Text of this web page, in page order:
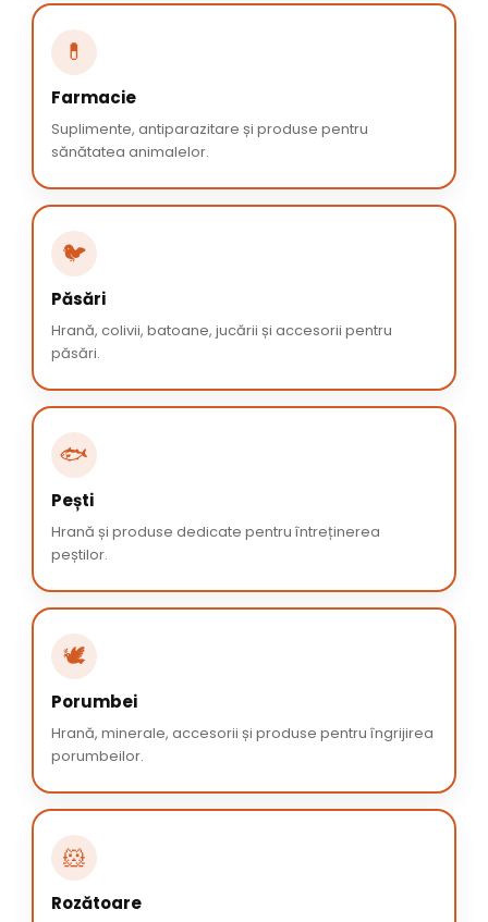
💊
Farmacie
Suplimente, antiparazitare și produse pentru
sănătatea animalelor.
🐦
Păsări
Hrană, colivii, batoane, jucării și accesorii pentru
păsări.
🐟
Pești
Hrană și produse dedicate pentru întreținerea
peștilor.
🕊️
Porumbei
Hrană, minerale, accesorii și produse pentru îngrijirea
porumbeilor.
🐹
Rozătoare